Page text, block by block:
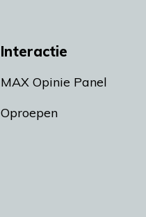
Interactie
MAX Opinie Panel
Oproepen